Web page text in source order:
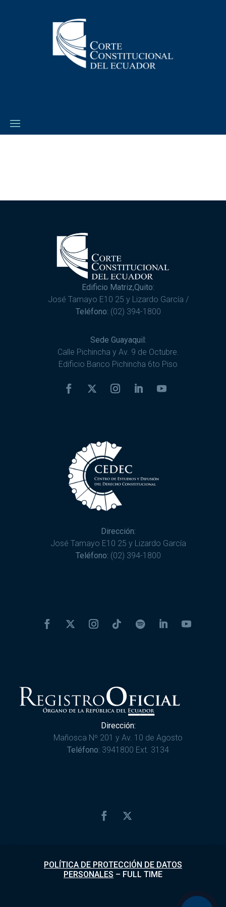
Edificio Matriz,Quito:
José Tamayo E10 25 y Lizardo García /
Teléfono: (02) 394-1800
Sede Guayaquil:
Calle Pichincha y Av. 9 de Octubre.
Edificio Banco Pichincha 6to Piso
Dirección:
José Tamayo E10 25 y Lizardo García
Teléfono: (02) 394-1800
Dirección:
Mañosca Nº 201 y Av. 10 de Agosto
Teléfono: 3941800 Ext. 3134
POLÍTICA DE PROTECCIÓN DE DATOS
PERSONALES – FULL TIME